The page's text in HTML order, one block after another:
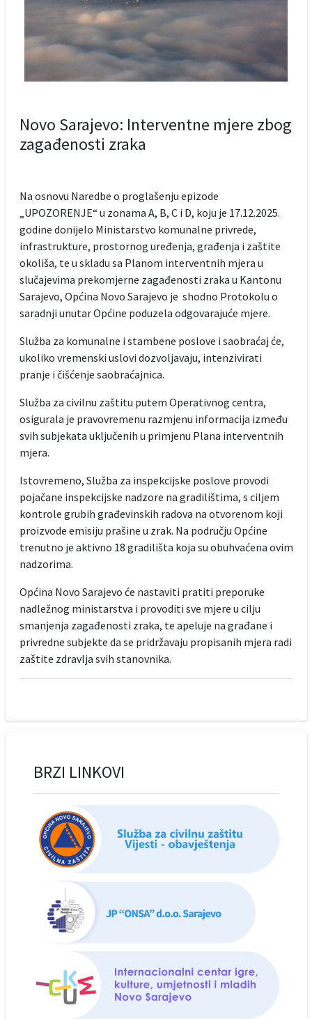
Novo Sarajevo: Interventne mjere zbog
zagađenosti zraka
Na osnovu Naredbe o proglašenju epizode
„UPOZORENJE“ u zonama A, B, C i D, koju je 17.12.2025.
godine donijelo Ministarstvo komunalne privrede,
infrastrukture, prostornog uređenja, građenja i zaštite
okoliša, te u skladu sa Planom interventnih mjera u
slučajevima prekomjerne zagađenosti zraka u Kantonu
Sarajevo, Općina Novo Sarajevo je shodno Protokolu o
saradnji unutar Općine poduzela odgovarajuće mjere.
Služba za komunalne i stambene poslove i saobraćaj će,
ukoliko vremenski uslovi dozvoljavaju, intenzivirati
pranje i čišćenje saobraćajnica.
Služba za civilnu zaštitu putem Operativnog centra,
osigurala je pravovremenu razmjenu informacija između
svih subjekata uključenih u primjenu Plana interventnih
mjera.
Istovremeno, Služba za inspekcijske poslove provodi
pojačane inspekcijske nadzore na gradilištima, s ciljem
kontrole grubih građevinskih radova na otvorenom koji
proizvode emisiju prašine u zrak. Na području Općine
trenutno je aktivno 18 gradilišta koja su obuhvaćena ovim
nadzorima.
Općina Novo Sarajevo će nastaviti pratiti preporuke
nadležnog ministarstva i provoditi sve mjere u cilju
smanjenja zagađenosti zraka, te apeluje na građane i
privredne subjekte da se pridržavaju propisanih mjera radi
zaštite zdravlja svih stanovnika.
BRZI LINKOVI